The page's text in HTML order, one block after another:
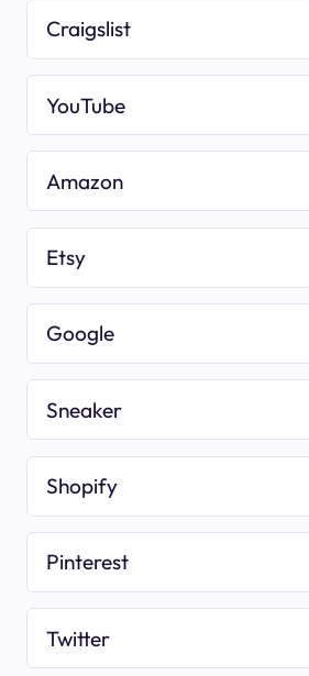
Craigslist
YouTube
Amazon
Etsy
Google
Sneaker
Shopify
Pinterest
Twitter